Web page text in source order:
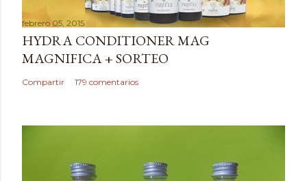
a
r
u
n
c
febrero 05, 2015
HYDRA CONDITIONER MAG
MAGNIFICA + SORTEO
Compartir 179 comentarios